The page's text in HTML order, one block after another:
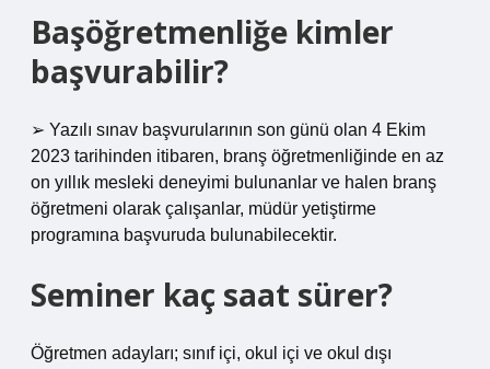
Başöğretmenliğe kimler
başvurabilir?
➢ Yazılı sınav başvurularının son günü olan 4 Ekim
2023 tarihinden itibaren, branş öğretmenliğinde en az
on yıllık mesleki deneyimi bulunanlar ve halen branş
öğretmeni olarak çalışanlar, müdür yetiştirme
programına başvuruda bulunabilecektir.
Seminer kaç saat sürer?
Öğretmen adayları; sınıf içi, okul içi ve okul dışı